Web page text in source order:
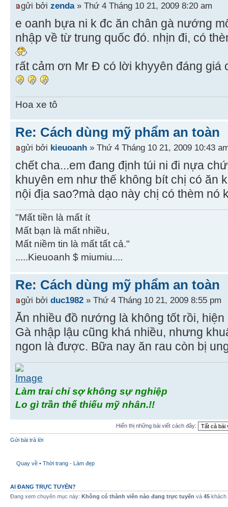
gửi bởi zenda» Thứ 4 Tháng 10 21, 2009 8:20 am
e oanh bựa ni k đc ăn chân gà nướng
nhập về từ trung quốc đó. nhịn đi, có
rất cảm ơn Mr Đ có lời khyyên đáng giá
Hoa xe tô
Re: Cách dùng mỹ phẩm an toàn
gửi bởi kieuoanh » Thứ 4 Tháng 10 21, 2009 10:43
chết cha...em đang định túi ni đi nựa
khuyên em như thế không bít chị có ăn
nội địa sao?mà dạo này chị có thèm nó
"Mất tiền là mất ít
Mất bạn là mất nhiều,
Mất niềm tin là mất tất cả."
.....Kieuoanh $ miumiu....
Re: Cách dùng mỹ phẩm an toàn
gửi bởi duc1982 » Thứ 4 Tháng 10 21, 2009 8:55 pm
Ăn nhiều đồ nướng là không tốt rồi,
Gà nhập lậu cũng khá nhiều, nhưng
ngon là được. Bữa nay ăn rau còn bị
Làm trai chỉ sợ không sự nghiệp
Lo gì trần thế thiếu mỹ nhân.!!
Hiển thị những bài viết cách đây:
Gửi bài trả lời
Quay về • Thời trang - Làm đẹp
AI ĐANG TRỰC TUYẾN?
Đang xem chuyên mục này: Không có thành viên nào đang trực tuyến và 45 khách